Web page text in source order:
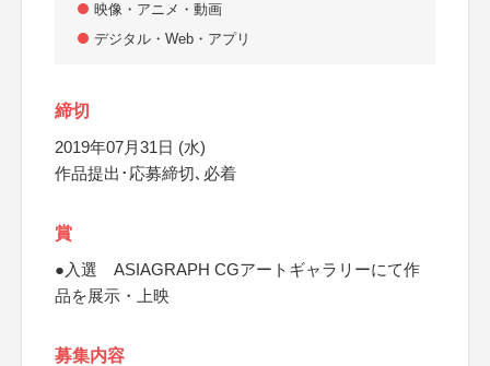
映像・アニメ・動画
デジタル・Web・アプリ
締切
2019年07月31日 (水)
作品提出･応募締切､必着
賞
●入選 ASIAGRAPH CGアートギャラリーにて作
品を展示・上映
募集内容